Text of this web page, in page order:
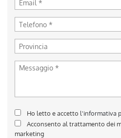
Ho letto e accetto l'informativa
Acconsento al trattamento dei
marketing